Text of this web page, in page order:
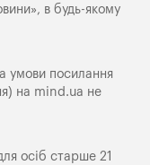
в будь-якому
умови посилання
на mind.ua не
осіб старше 21